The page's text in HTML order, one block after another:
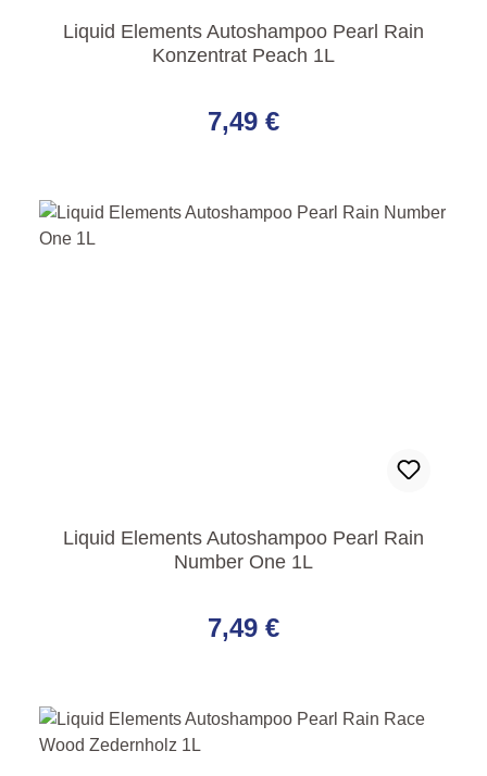
Liquid Elements Autoshampoo Pearl Rain
Konzentrat Peach 1L
7,49 €
Liquid Elements Autoshampoo Pearl Rain
Number One 1L
7,49 €